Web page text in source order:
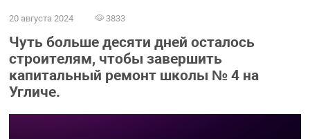
20 августа 2024 3833
Чуть больше десяти дней осталось
строителям, чтобы завершить
капитальный ремонт школы № 4 на
Угличе.